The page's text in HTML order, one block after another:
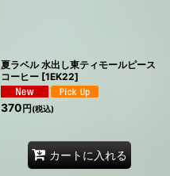
夏ラベル 水出し東ティモールピース
コーヒー [1EK22]
370 円 (税込)
カートに入れる